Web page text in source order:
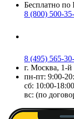
Бесплатно по
8 (800) 500-
8 (495) 565-
г. Москва, 1-й
пн-пт: 9:00-
сб: 10:00-18:00
вс: (по